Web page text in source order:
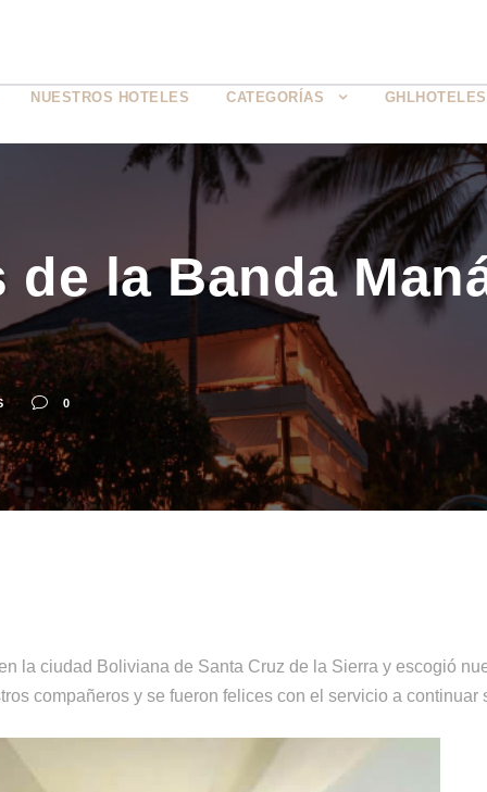
NUESTROS HOTELES CATEGORÍAS
la Banda
0
la ciudad Boliviana de Santa Cruz de la Sierra y escogió
compañeros y se fueron felices con el servicio a continuar